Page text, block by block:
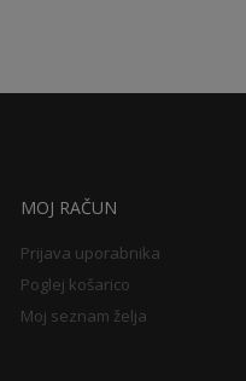
MOJ RAČUN
Prijava uporabnika
Poglej košarico
Moj seznam želja